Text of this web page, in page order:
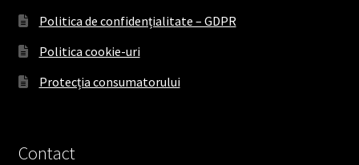
Politica de confidențialitate – GDPR
Politica cookie-uri
Protecția consumatorului
Contact